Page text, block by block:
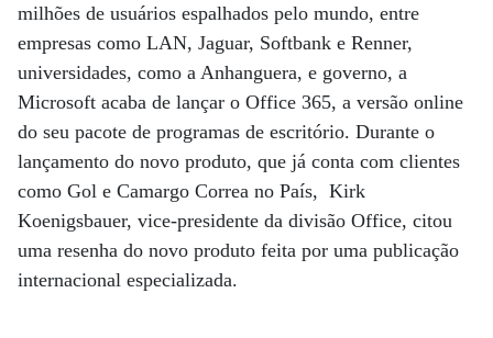
milhões de usuários espalhados pelo mundo, entre
empresas como LAN, Jaguar, Softbank e Renner,
universidades, como a Anhanguera, e governo, a
Microsoft acaba de lançar o Office 365, a versão online
do seu pacote de programas de escritório. Durante o
lançamento do novo produto, que já conta com clientes
como Gol e Camargo Correa no País, Kirk
Koenigsbauer, vice-presidente da divisão Office, citou
uma resenha do novo produto feita por uma publicação
internacional especializada.